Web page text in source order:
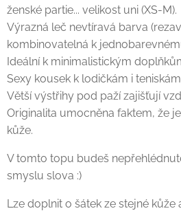
ženské partie... velikost uni (XS-M).
Výrazná leč nevtíravá barva
kombinovatelná k
Ideální k minimalistickým
Sexy kousek k lodičkám i
Větší výstřihy pod paží zajišťují
Originalita umocněna faktem, že
kůže.
V tomto topu budeš
smyslu slova :)
Lze doplnit o šátek ze stejné kůže